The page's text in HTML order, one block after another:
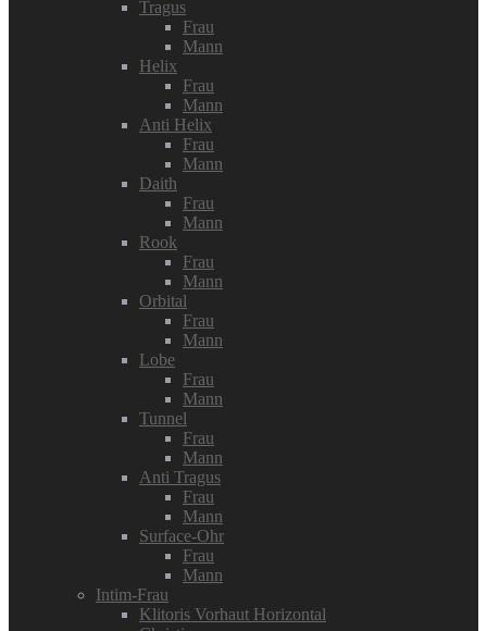
Tragus
Frau
Mann
Helix
Frau
Mann
Anti Helix
Frau
Mann
Daith
Frau
Mann
Rook
Frau
Mann
Orbital
Frau
Mann
Lobe
Frau
Mann
Tunnel
Frau
Mann
Anti Tragus
Frau
Mann
Surface-Ohr
Frau
Mann
Intim-Frau
Klitoris Vorhaut Horizontal